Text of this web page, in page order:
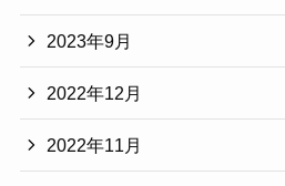
2023年9月
2022年12月
2022年11月